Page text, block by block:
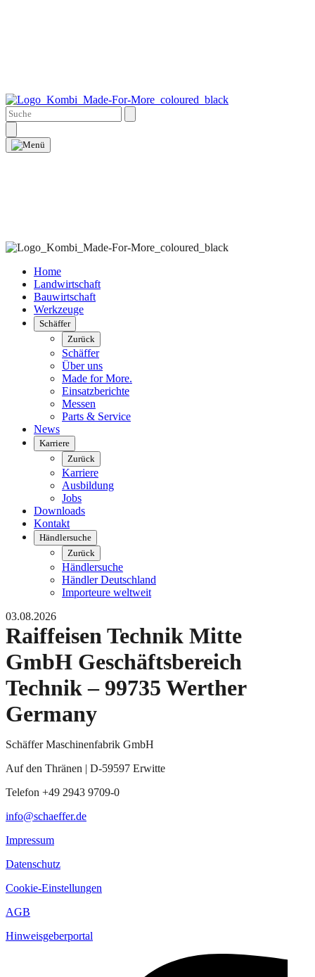
Home
Landwirtschaft
Bauwirtschaft
Werkzeuge
Schäffer
Zurück
Schäffer
Über uns
Made for More.
Einsatzberichte
Messen
Parts & Service
News
Karriere
Zurück
Karriere
Ausbildung
Jobs
Downloads
Kontakt
Händlersuche
Zurück
Händlersuche
Händler Deutschland
Importeure weltweit
03.08.2026
Raiffeisen Technik Mitte
GmbH Geschäftsbereich
Technik – 99735 Werther
Germany
Schäffer Maschinenfabrik GmbH
Auf den Thränen | D-59597 Erwitte
Telefon +49 2943 9709-0
info@schaeffer.de
Impressum
Datenschutz
Cookie-Einstellungen
AGB
Hinweisgeberportal